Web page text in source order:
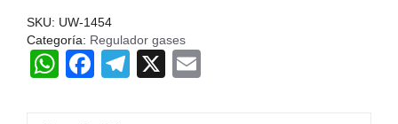
UWELD
C.
cantidad
SKU: UW-1454
Categoría: Regulador gases
W
F
T
X